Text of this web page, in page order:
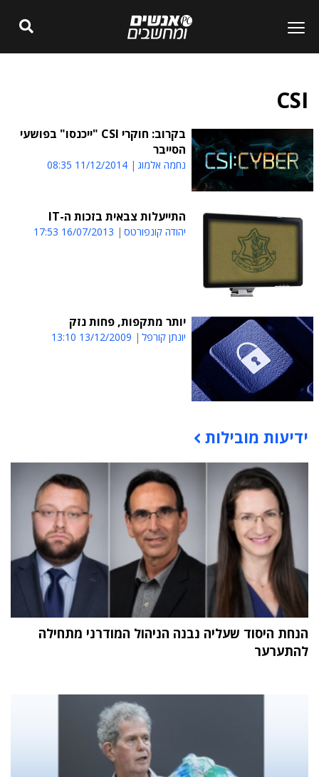
CSI
בקרוב: חוקרי CSI "ייכנסו" בפושעי
הסייבר
נחמה אלמוג 11/12/2014 08:35
התייעלות צבאית בזכות ה-IT
יהודה קונפורטס 16/07/2013 17:53
יותר מתקפות, פחות נזק
יונתן קורפל 13/12/2009 13:10
תוכן פרסומי
ידיעות מובילות
הנחת היסוד שעליה נבנה הניהול המודרני מתחילה
להתערער